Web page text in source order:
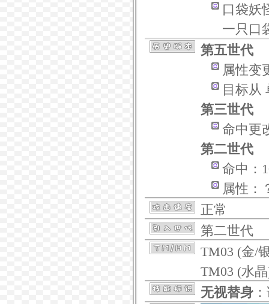
口袋妖
一只口
第五世代
属性变
目标从
第三世代
命中更
第二世代
命中：
属性：
正常
第二世代
TM03 (金/
TM03 (水
无视替身